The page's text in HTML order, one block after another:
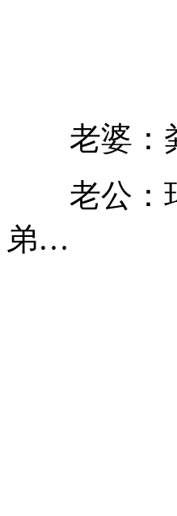
老婆：
老公：玛
弟…